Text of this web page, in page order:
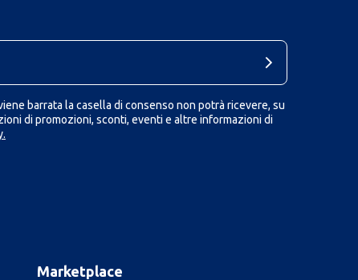
barrata la casella di consenso non potrà ricevere, su
di promozioni, sconti, eventi e altre informazioni di
Marketplace